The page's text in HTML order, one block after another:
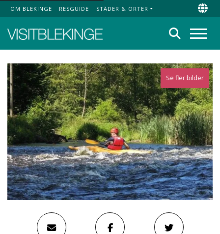
Top Menu
OM BLEKINGE RESGUIDE STÄDER & ORTER
Sök
Se fler bilder